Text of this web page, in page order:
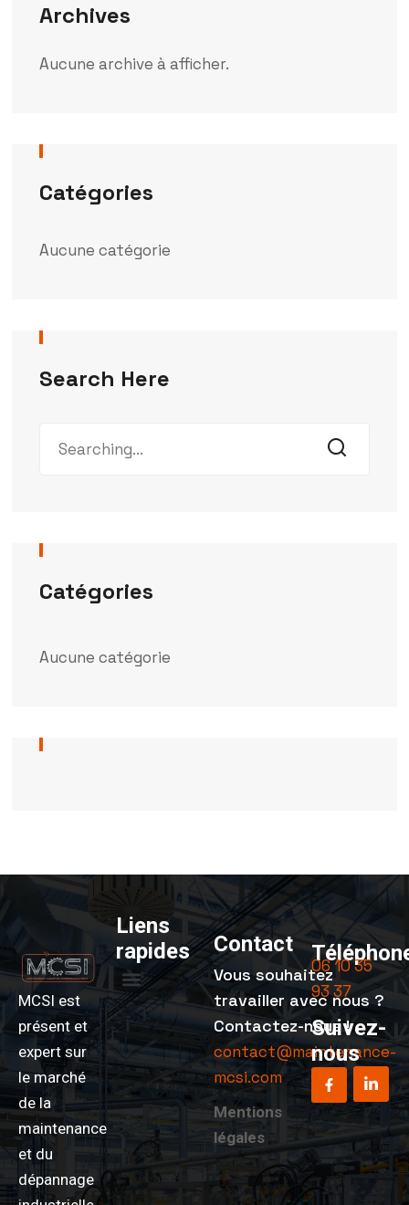
Archives
Aucune archive à afficher.
Catégories
Aucune catégorie
Search Here
Catégories
Aucune catégorie
MCSI est
présent et
expert sur
le marché
de la
maintenance
et du
dépannage
Liens
rapides
Contact
Vous souhaitez
travailler avec nous ?
Contactez-nous !
contact@maintenance-
mcsi.com
Mentions
légales
06 10 35
93 37
Suivez-
nous